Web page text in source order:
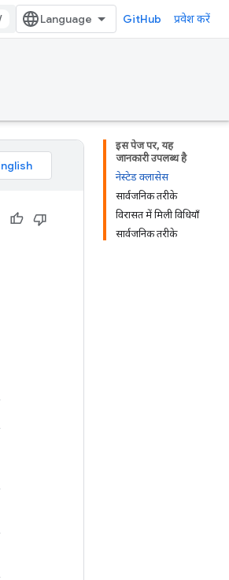
GitHub प्रवेश करें
इस पेज पर, यह
जानकारी उपलब्ध है
नेस्टेड क्लासेस
सार्वजनिक तरीके
विरासत में मिली विधियाँ
सार्वजनिक तरीके